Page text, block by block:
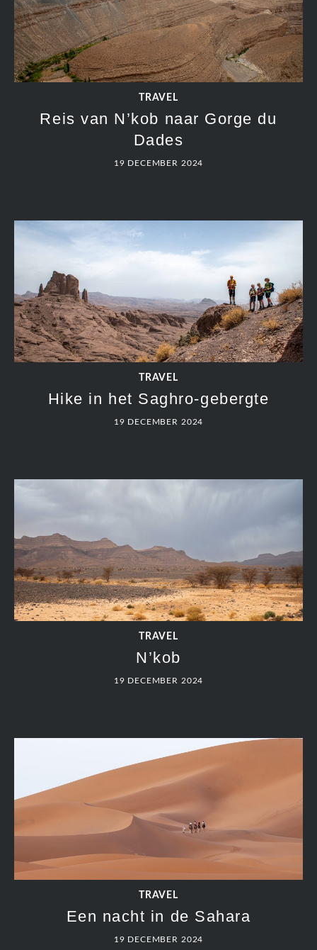
TRAVEL
Reis van N’kob naar Gorge du
Dades
19 DECEMBER 2024
TRAVEL
Hike in het Saghro-gebergte
19 DECEMBER 2024
TRAVEL
N’kob
19 DECEMBER 2024
TRAVEL
Een nacht in de Sahara
19 DECEMBER 2024